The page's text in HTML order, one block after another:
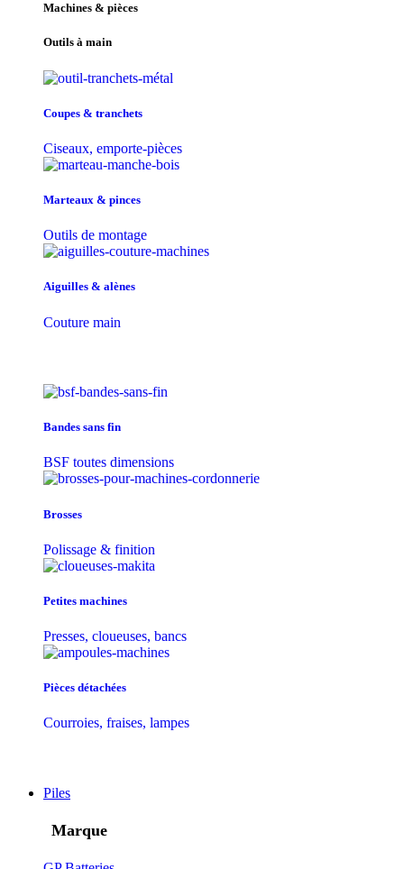
Machines & pièces
Outils à main
Coupes & tranchets
Ciseaux, emporte-pièces
Marteaux & pinces
Outils de montage
Aiguilles & alènes
Couture main
Bandes sans fin
BSF toutes dimensions
Brosses
Polissage & finition
Petites machines
Presses, cloueuses, bancs
Pièces détachées
Courroies, fraises, lampes
Piles
Marque